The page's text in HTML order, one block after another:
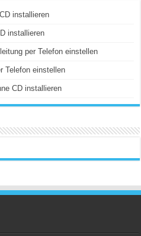
installieren
installieren
per Telefon einstellen
Telefon einstellen
CD installieren